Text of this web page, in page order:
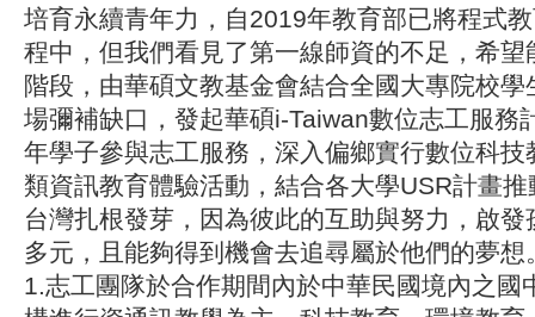
培育永續青年力，自2019年教育部已將程式
程中，但我們看見了第一線師資的不足，希望
階段，由華碩文教基金會結合全國大專院校
場彌補缺口，發起華碩i-Taiwan數位志工服務
年學子參與志工服務，深入偏鄉實行數位科技
類資訊教育體驗活動，結合各大學USR計畫
台灣扎根發芽，因為彼此的互助與努力，啟
多元，且能夠得到機會去追尋屬於他們的夢
1.志工團隊於合作期間內於中華民國境內之國